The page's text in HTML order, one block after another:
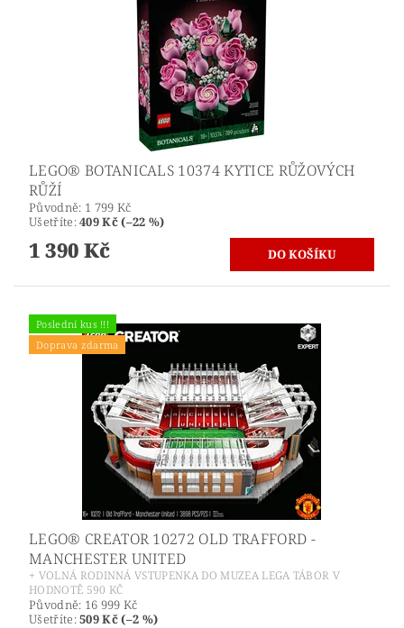
LEGO® BOTANICALS 10374 KYTICE RŮŽOVÝCH
RŮŽÍ
Původně: 1 799 Kč
Ušetříte:409 Kč (–22 %)
1 390 Kč
Poslední kus !!!
Doprava zdarma
LEGO® CREATOR 10272 OLD TRAFFORD -
MANCHESTER UNITED
+ VOLNÁ RODINNÁ VSTUPENKA DO MUZEA LEGA TÁBOR V
HODNOTĚ 590 KČ
Původně: 16 999 Kč
Ušetříte:509 Kč (–2 %)